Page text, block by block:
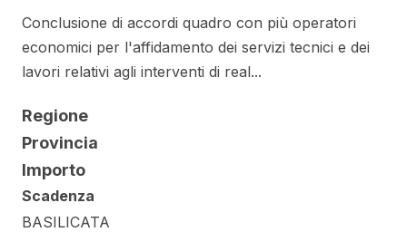
Conclusione di accordi quadro con più operatori
economici per l'affidamento dei servizi tecnici e dei
lavori relativi agli interventi di real...
Regione
Provincia
Importo
Scadenza
BASILICATA